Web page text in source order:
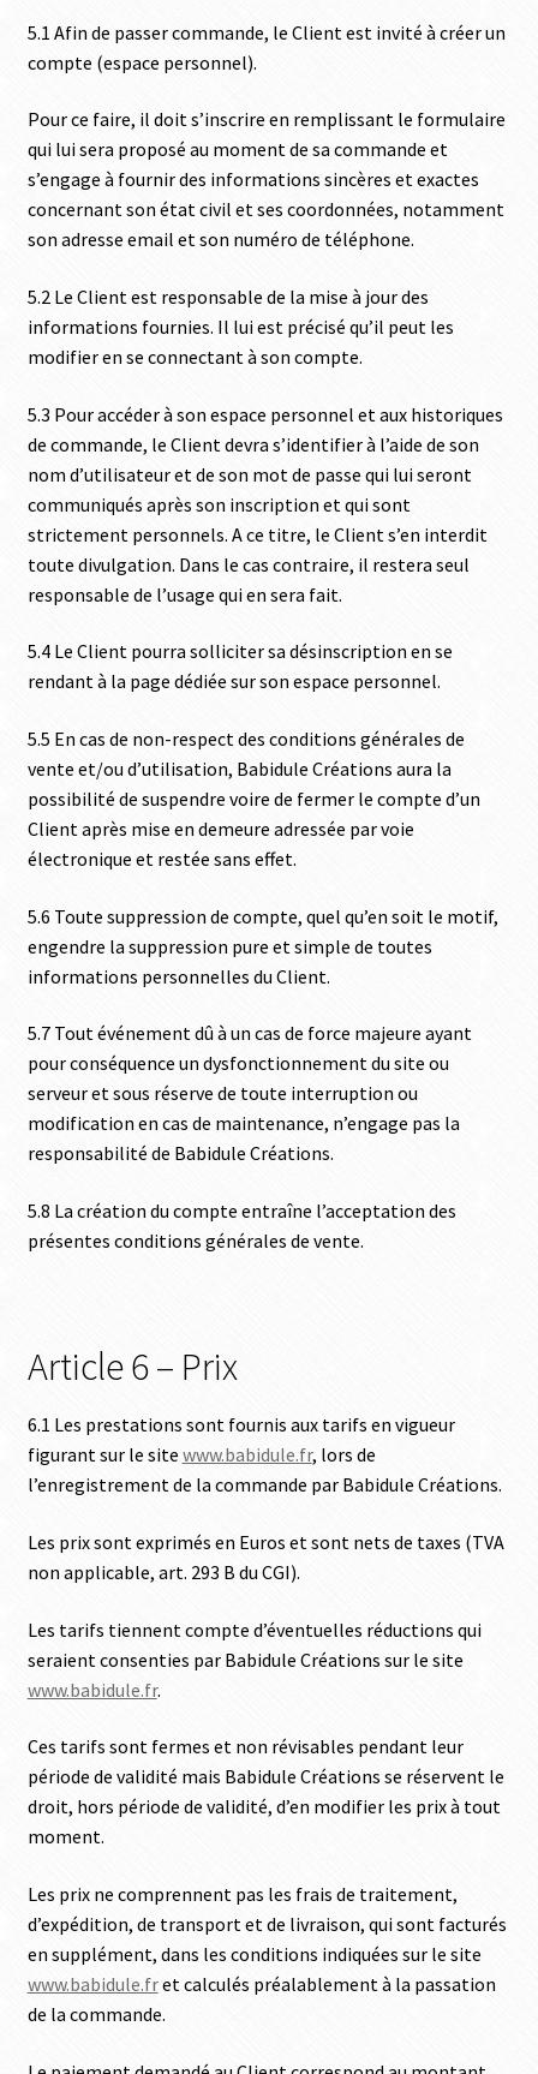
5.1 Afin de passer commande, le Client est invité à créer un
compte (espace personnel).
Pour ce faire, il doit s’inscrire en remplissant le formulaire
qui lui sera proposé au moment de sa commande et
s’engage à fournir des informations sincères et exactes
concernant son état civil et ses coordonnées, notamment
son adresse email et son numéro de téléphone.
5.2 Le Client est responsable de la mise à jour des
informations fournies. Il lui est précisé qu’il peut les
modifier en se connectant à son compte.
5.3 Pour accéder à son espace personnel et aux historiques
de commande, le Client devra s’identifier à l’aide de son
nom d’utilisateur et de son mot de passe qui lui seront
communiqués après son inscription et qui sont
strictement personnels. A ce titre, le Client s’en interdit
toute divulgation. Dans le cas contraire, il restera seul
responsable de l’usage qui en sera fait.
5.4 Le Client pourra solliciter sa désinscription en se
rendant à la page dédiée sur son espace personnel.
5.5 En cas de non-respect des conditions générales de
vente et/ou d’utilisation, Babidule Créations aura la
possibilité de suspendre voire de fermer le compte d’un
Client après mise en demeure adressée par voie
électronique et restée sans effet.
5.6 Toute suppression de compte, quel qu’en soit le motif,
engendre la suppression pure et simple de toutes
informations personnelles du Client.
5.7 Tout événement dû à un cas de force majeure ayant
pour conséquence un dysfonctionnement du site ou
serveur et sous réserve de toute interruption ou
modification en cas de maintenance, n’engage pas la
responsabilité de Babidule Créations.
5.8 La création du compte entraîne l’acceptation des
présentes conditions générales de vente.
Article 6 – Prix
6.1 Les prestations sont fournis aux tarifs en vigueur
figurant sur le site www.babidule.fr, lors de
l’enregistrement de la commande par Babidule Créations.
Les prix sont exprimés en Euros et sont nets de taxes (TVA
non applicable, art. 293 B du CGI).
Les tarifs tiennent compte d’éventuelles réductions qui
seraient consenties par Babidule Créations sur le site
www.babidule.fr.
Ces tarifs sont fermes et non révisables pendant leur
période de validité mais Babidule Créations se réservent le
droit, hors période de validité, d’en modifier les prix à tout
moment.
Les prix ne comprennent pas les frais de traitement,
d’expédition, de transport et de livraison, qui sont facturés
en supplément, dans les conditions indiquées sur le site
www.babidule.fret calculés préalablement à la passation
de la commande.